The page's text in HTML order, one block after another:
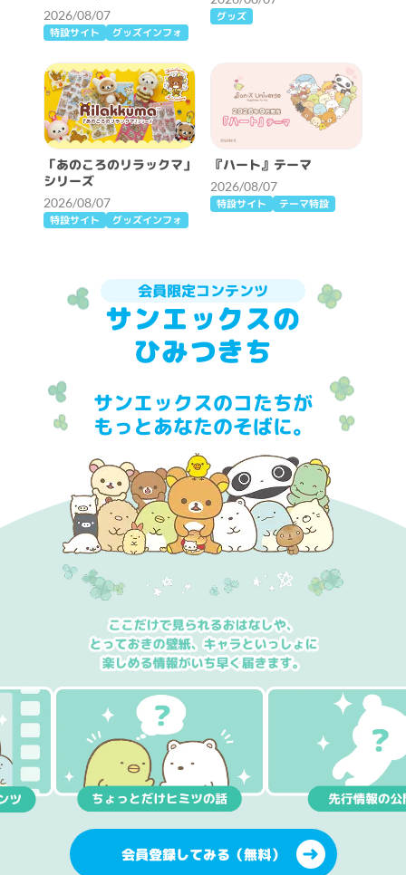
2026/08/07
特設サイト グッズインフォ
グッズ
「あのころのリラックマ」
シリーズ
2026/08/07
特設サイト グッズインフォ
『ハート』テーマ
2026/08/07
特設サイト テーマ特設
会員限定コンテンツ
サンエックスの
ひみつきち
サンエックスのコたちが
もっとあなたのそばに。
会員登録してみる（無料）